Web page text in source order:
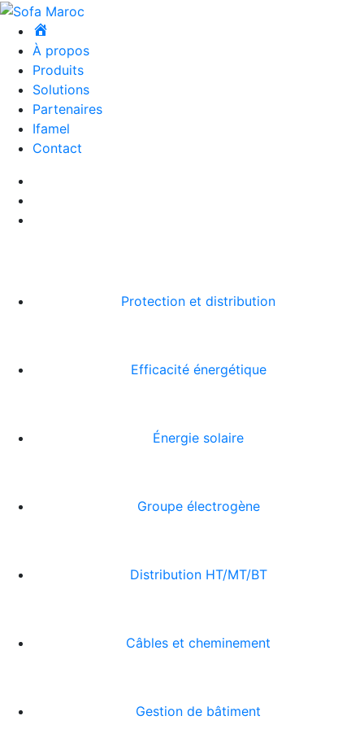
À propos
Produits
Solutions
Partenaires
Ifamel
Contact
Protection et distribution
Efficacité énergétique
Énergie solaire
Groupe électrogène
Distribution HT/MT/BT
Câbles et cheminement
Gestion de bâtiment